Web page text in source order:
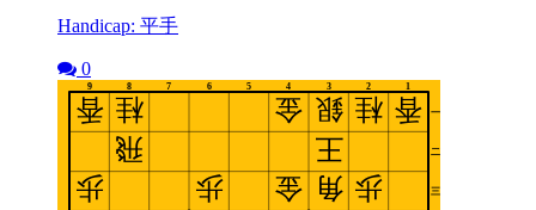
Handicap: 平手
0